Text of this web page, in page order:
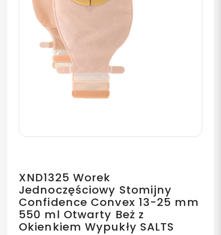
XND1325 Worek
Jednoczęściowy Stomijny
Confidence Convex 13-25 mm
550 ml Otwarty Beż z
Okienkiem Wypukły SALTS